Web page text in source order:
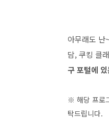
아무래도 난
담, 쿠킹 클
구 포털에
※ 해당 프로
탁드립니다.